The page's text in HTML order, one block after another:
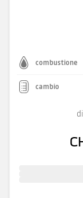
combustione
cambio